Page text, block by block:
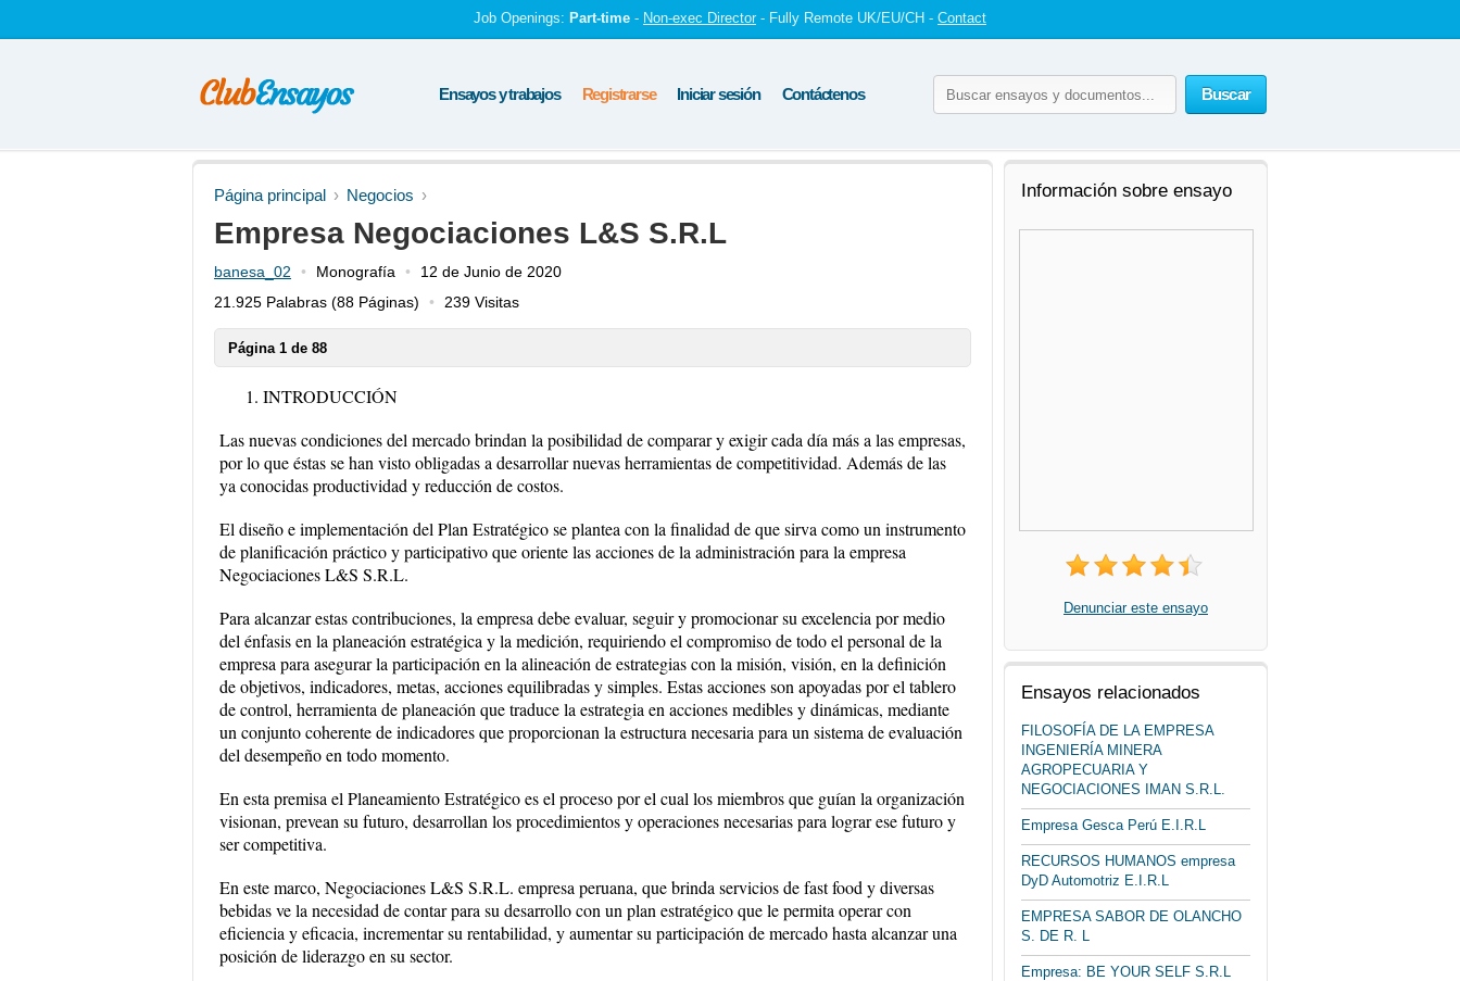
Job Openings: Part-time - Non-exec Director - Fully Remote UK/EU/CH - Contact
Buscar
Ensayos y trabajos Registrarse Iniciar sesión Contáctenos
Página principal Negocios
Empresa Negociaciones L&S S.R.L
banesa_02 Monografía
12 de Junio de 2020
21.925 Palabras (88 Páginas) 239 Visitas
Página 1 de 88
INTRODUCCIÓN
Las nuevas condiciones del mercado brindan la posibilidad de comparar y exigir cada día más a las empresas,
por lo que éstas se han visto obligadas a desarrollar nuevas herramientas de competitividad. Además de las
ya conocidas productividad y reducción de costos.
El diseño e implementación del Plan Estratégico se plantea con la finalidad de que sirva como un instrumento
de planificación práctico y participativo que oriente las acciones de la administración para la empresa
Negociaciones L&S S.R.L.
Para alcanzar estas contribuciones, la empresa debe evaluar, seguir y promocionar su excelencia por medio
del énfasis en la planeación estratégica y la medición, requiriendo el compromiso de todo el personal de la
empresa para asegurar la participación en la alineación de estrategias con la misión, visión, en la definición
de objetivos, indicadores, metas, acciones equilibradas y simples. Estas acciones son apoyadas por el tablero
de control, herramienta de planeación que traduce la estrategia en acciones medibles y dinámicas, mediante
un conjunto coherente de indicadores que proporcionan la estructura necesaria para un sistema de evaluación
del desempeño en todo momento.
En esta premisa el Planeamiento Estratégico es el proceso por el cual los miembros que guían la organización
visionan, prevean su futuro, desarrollan los procedimientos y operaciones necesarias para lograr ese futuro y
ser competitiva.
En este marco, Negociaciones L&S S.R.L. empresa peruana, que brinda servicios de fast food y diversas
bebidas ve la necesidad de contar para su desarrollo con un plan estratégico que le permita operar con
eficiencia y eficacia, incrementar su rentabilidad, y aumentar su participación de mercado hasta alcanzar una
posición de liderazgo en su sector.
Información sobre ensayo
Denunciar este ensayo
Ensayos relacionados
FILOSOFÍA DE LA EMPRESA
INGENIERÍA MINERA
AGROPECUARIA Y
NEGOCIACIONES IMAN S.R.L.
Empresa Gesca Perú E.I.R.L
RECURSOS HUMANOS empresa
DyD Automotriz E.I.R.L
EMPRESA SABOR DE OLANCHO
S. DE R. L
Empresa: BE YOUR SELF S.R.L